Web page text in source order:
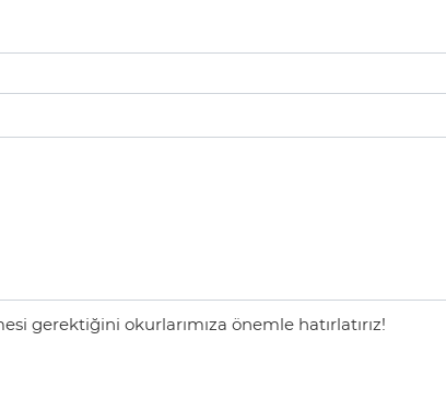
gerektiğini okurlarımıza önemle hatırlatırız!